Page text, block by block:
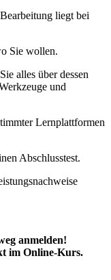
liegt bei
Sie wollen.
alles über dessen
und
Lernplattformen
Abschlusstest.
anmelden!
im Online-Kurs.